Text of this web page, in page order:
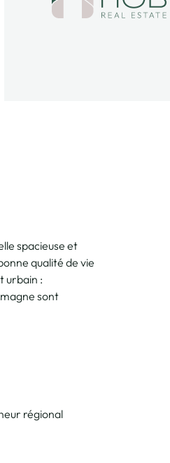
spacieuse et
qualité de vie
urbain :
sont
régional